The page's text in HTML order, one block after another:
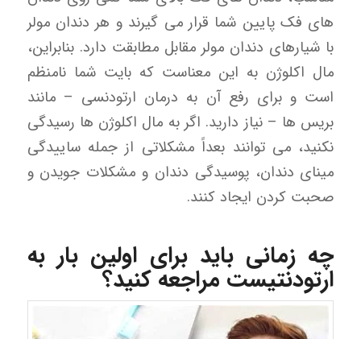
های فک پایین شما قرار می گیرند و هر دندان مولر
با شیارهای دندان مولر مقابل مطابقت دارد. بنابراین،
مال اکلوژن به این معناست که بایت شما نامنظم
است و برای رفع آن به درمان ارتودنسی – مانند
بریس ها – نیاز دارید. اگر به مال اکلوژن ها رسیدگی
نکنید، می توانند بعداً مشکلاتی از جمله ساییدگی
مینای دندان، پوسیدگی دندان و مشکلات جویدن و
صحبت کردن ایجاد کنند.
چه زمانی باید برای اولین بار به
ارتودنتیست مراجعه کنید؟